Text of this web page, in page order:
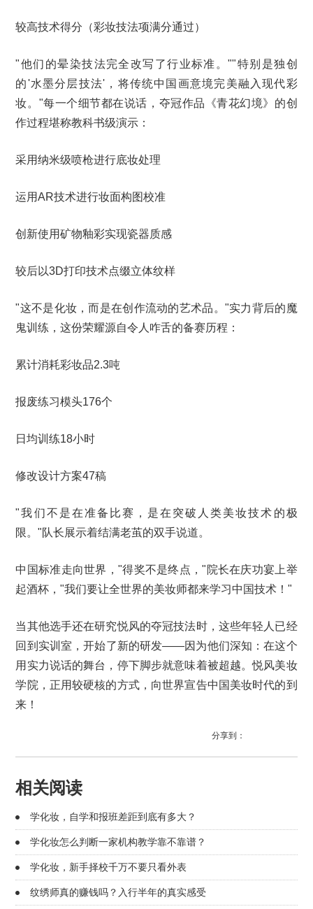
较高技术得分（彩妆技法项满分通过）
"他们的晕染技法完全改写了行业标准。""特别是独创
的'水墨分层技法'，将传统中国画意境完美融入现代彩
妆。"每一个细节都在说话，夺冠作品《青花幻境》的创
作过程堪称教科书级演示：
采用纳米级喷枪进行底妆处理
运用AR技术进行妆面构图校准
创新使用矿物釉彩实现瓷器质感
较后以3D打印技术点缀立体纹样
"这不是化妆，而是在创作流动的艺术品。"实力背后的魔
鬼训练，这份荣耀源自令人咋舌的备赛历程：
累计消耗彩妆品2.3吨
报废练习模头176个
日均训练18小时
修改设计方案47稿
"我们不是在准备比赛，是在突破人类美妆技术的极
限。"队长展示着结满老茧的双手说道。
中国标准走向世界，"得奖不是终点，"院长在庆功宴上举
起酒杯，"我们要让全世界的美妆师都来学习中国技术！"
当其他选手还在研究悦风的夺冠技法时，这些年轻人已经
回到实训室，开始了新的研发——因为他们深知：在这个
用实力说话的舞台，停下脚步就意味着被超越。悦风美妆
学院，正用较硬核的方式，向世界宣告中国美妆时代的到
来！
分享到：
相关阅读
学化妆，自学和报班差距到底有多大？
学化妆怎么判断一家机构教学靠不靠谱？
学化妆，新手择校千万不要只看外表
纹绣师真的赚钱吗？入行半年的真实感受